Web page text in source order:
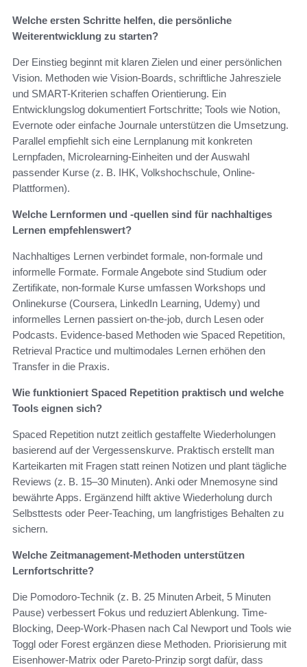
Welche ersten Schritte helfen, die persönliche
Weiterentwicklung zu starten?
Der Einstieg beginnt mit klaren Zielen und einer persönlichen
Vision. Methoden wie Vision-Boards, schriftliche Jahresziele
und SMART-Kriterien schaffen Orientierung. Ein
Entwicklungslog dokumentiert Fortschritte; Tools wie Notion,
Evernote oder einfache Journale unterstützen die Umsetzung.
Parallel empfiehlt sich eine Lernplanung mit konkreten
Lernpfaden, Microlearning-Einheiten und der Auswahl
passender Kurse (z. B. IHK, Volkshochschule, Online-
Plattformen).
Welche Lernformen und -quellen sind für nachhaltiges
Lernen empfehlenswert?
Nachhaltiges Lernen verbindet formale, non-formale und
informelle Formate. Formale Angebote sind Studium oder
Zertifikate, non-formale Kurse umfassen Workshops und
Onlinekurse (Coursera, LinkedIn Learning, Udemy) und
informelles Lernen passiert on-the-job, durch Lesen oder
Podcasts. Evidence-based Methoden wie Spaced Repetition,
Retrieval Practice und multimodales Lernen erhöhen den
Transfer in die Praxis.
Wie funktioniert Spaced Repetition praktisch und welche
Tools eignen sich?
Spaced Repetition nutzt zeitlich gestaffelte Wiederholungen
basierend auf der Vergessenskurve. Praktisch erstellt man
Karteikarten mit Fragen statt reinen Notizen und plant tägliche
Reviews (z. B. 15–30 Minuten). Anki oder Mnemosyne sind
bewährte Apps. Ergänzend hilft aktive Wiederholung durch
Selbsttests oder Peer-Teaching, um langfristiges Behalten zu
sichern.
Welche Zeitmanagement-Methoden unterstützen
Lernfortschritte?
Die Pomodoro-Technik (z. B. 25 Minuten Arbeit, 5 Minuten
Pause) verbessert Fokus und reduziert Ablenkung. Time-
Blocking, Deep-Work-Phasen nach Cal Newport und Tools wie
Toggl oder Forest ergänzen diese Methoden. Priorisierung mit
Eisenhower-Matrix oder Pareto-Prinzip sorgt dafür, dass